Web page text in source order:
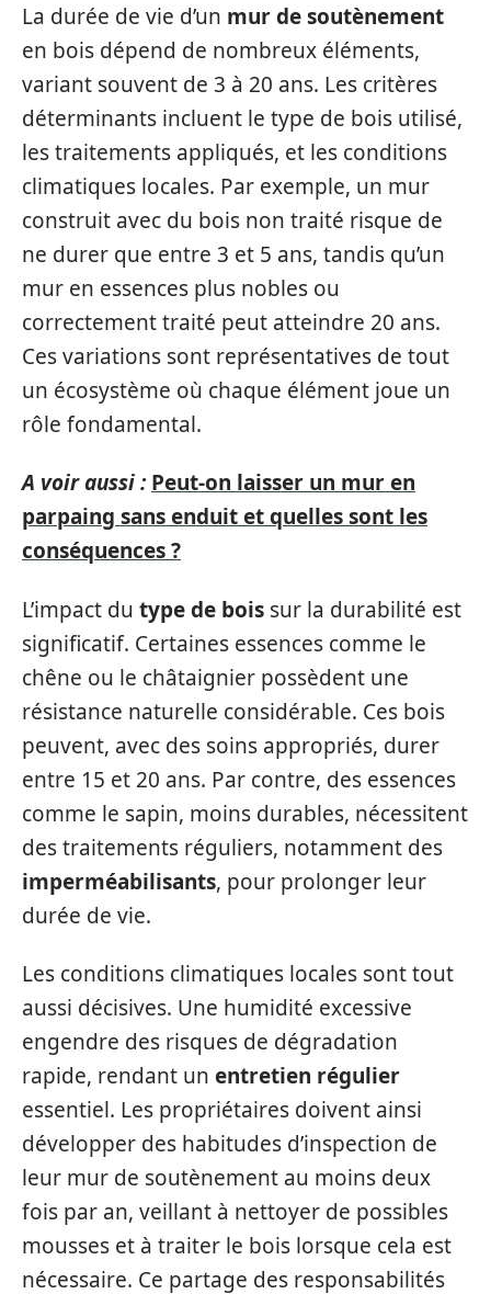
La durée de vie d’un mur de soutènement
en bois dépend de nombreux éléments,
variant souvent de 3 à 20 ans. Les critères
déterminants incluent le type de bois utilisé,
les traitements appliqués, et les conditions
climatiques locales. Par exemple, un mur
construit avec du bois non traité risque de
ne durer que entre 3 et 5 ans, tandis qu’un
mur en essences plus nobles ou
correctement traité peut atteindre 20 ans.
Ces variations sont représentatives de tout
un écosystème où chaque élément joue un
rôle fondamental.
A voir aussi : Peut-on laisser un mur en
parpaing sans enduit et quelles sont les
conséquences ?
L’impact du type de bois sur la durabilité est
significatif. Certaines essences comme le
chêne ou le châtaignier possèdent une
résistance naturelle considérable. Ces bois
peuvent, avec des soins appropriés, durer
entre 15 et 20 ans. Par contre, des essences
comme le sapin, moins durables, nécessitent
des traitements réguliers, notamment des
imperméabilisants, pour prolonger leur
durée de vie.
Les conditions climatiques locales sont tout
aussi décisives. Une humidité excessive
engendre des risques de dégradation
rapide, rendant un entretien régulier
essentiel. Les propriétaires doivent ainsi
développer des habitudes d’inspection de
leur mur de soutènement au moins deux
fois par an, veillant à nettoyer de possibles
mousses et à traiter le bois lorsque cela est
nécessaire. Ce partage des responsabilités